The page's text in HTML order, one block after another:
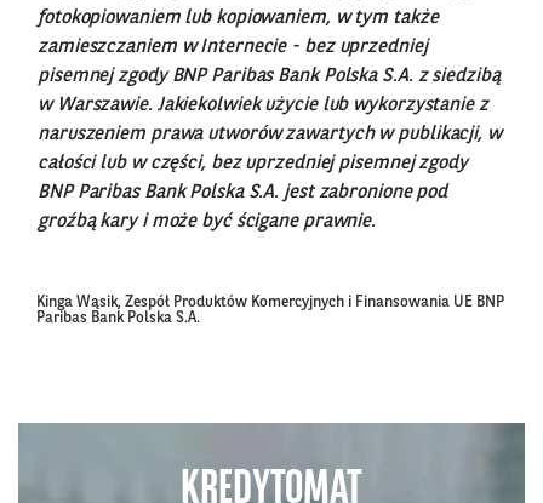
fotokopiowaniem lub kopiowaniem, w tym także
zamieszczaniem w Internecie - bez uprzedniej
pisemnej zgody BNP Paribas Bank Polska S.A. z siedzibą
w Warszawie. Jakiekolwiek użycie lub wykorzystanie z
naruszeniem prawa utworów zawartych w publikacji, w
całości lub w części, bez uprzedniej pisemnej zgody
BNP Paribas Bank Polska S.A. jest zabronione pod
groźbą kary i może być ścigane prawnie.
Kinga Wąsik, Zespół Produktów Komercyjnych i Finansowania UE BNP
Paribas Bank Polska S.A.
KREDYTOMAT